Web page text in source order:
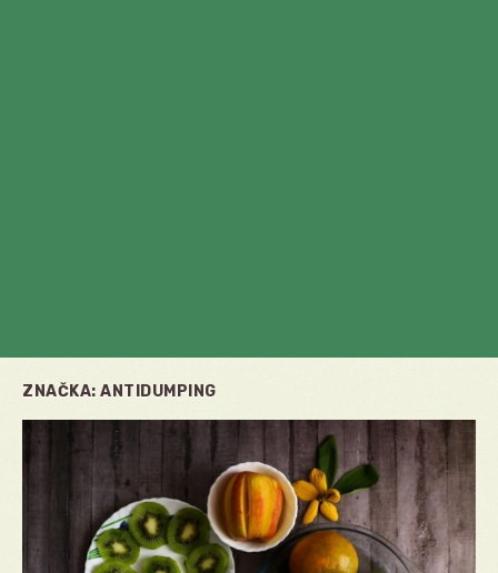
ZNAČKA: ANTIDUMPING